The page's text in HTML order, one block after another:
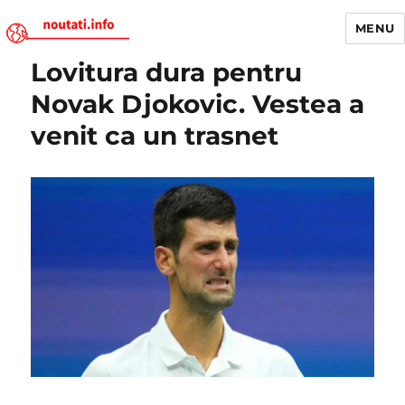
Noutati.Info
MENU
Lovitura dura pentru
Novak Djokovic. Vestea a
venit ca un trasnet